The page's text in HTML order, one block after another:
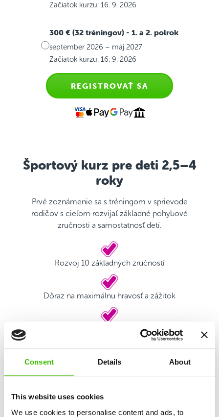
Consent Details About
This website uses cookies
We use cookies to personalise content and ads, to
Začiatok kurzu: 16. 9. 2026
300 € (32 tréningov) - 1. a 2. polrok
september 2026 – máj 2027
Začiatok kurzu: 16. 9. 2026
REGISTROVAŤ SA
Športový kurz pre deti 2,5–4
roky
Prvé zoznámenie sa s tréningom v sprievode
rodičov s cieľom rozvíjať základné pohybové
zručnosti a samostatnosť detí.
Rozvoj 10 základných zručností
Dôraz na maximálnu hravosť a zážitok
Kvalifikovaný tréner
Herný plán s motivačnými nálepkami